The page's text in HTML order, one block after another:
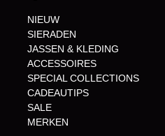
NIEUW
SIERADEN
JASSEN & KLEDING
ACCESSOIRES
SPECIAL COLLECTIONS
CADEAUTIPS
SALE
MERKEN